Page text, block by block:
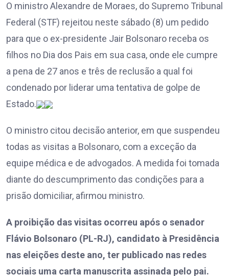
O ministro Alexandre de Moraes, do Supremo Tribunal
Federal (STF) rejeitou neste sábado (8) um pedido
para que o ex-presidente Jair Bolsonaro receba os
filhos no Dia dos Pais em sua casa, onde ele cumpre
a pena de 27 anos e três de reclusão a qual foi
condenado por liderar uma tentativa de golpe de
Estado.
O ministro citou decisão anterior, em que suspendeu
todas as visitas a Bolsonaro, com a exceção da
equipe médica e de advogados. A medida foi tomada
diante do descumprimento das condições para a
prisão domiciliar, afirmou ministro.
A proibição das visitas ocorreu após o senador
Flávio Bolsonaro (PL-RJ), candidato à Presidência
nas eleições deste ano, ter publicado nas redes
sociais uma carta manuscrita assinada pelo pai.